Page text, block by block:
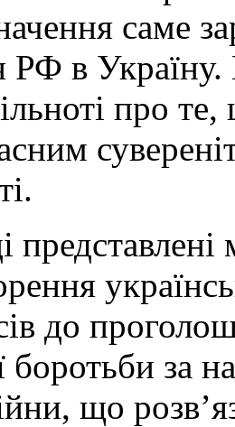
саме
РФ в
про
до
боротьби за
що